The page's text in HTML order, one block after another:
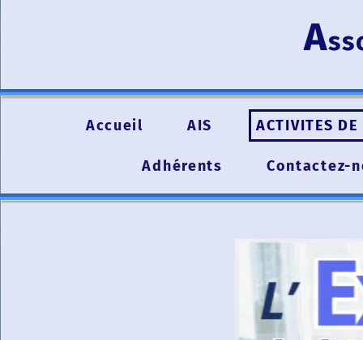
A
Accueil AIS ACTIVITES DE
Adhérents Contactez-